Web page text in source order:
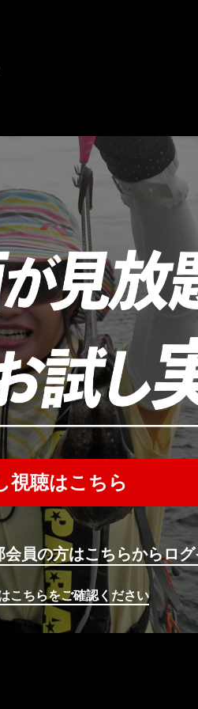
視聴はこちら
員の方はこちらからロ
こちらをご確認ください